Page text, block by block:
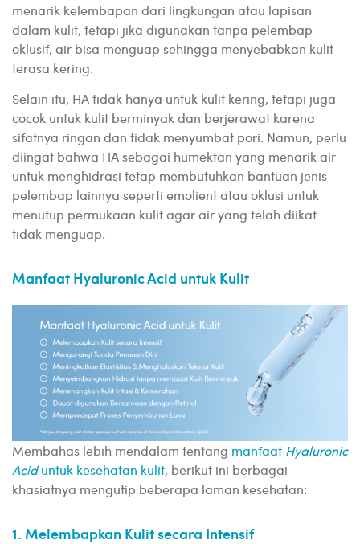
menarik kelembapan dari lingkungan atau lapisan
dalam kulit, tetapi jika digunakan tanpa pelembap
oklusif, air bisa menguap sehingga menyebabkan kulit
terasa kering.
Selain itu, HA tidak hanya untuk kulit kering, tetapi juga
cocok untuk kulit berminyak dan berjerawat karena
sifatnya ringan dan tidak menyumbat pori. Namun, perlu
diingat bahwa HA sebagai humektan yang menarik air
untuk menghidrasi tetap membutuhkan bantuan jenis
pelembap lainnya seperti emolient atau oklusi untuk
menutup permukaan kulit agar air yang telah diikat
tidak menguap.
Manfaat Hyaluronic Acid untuk Kulit
Membahas lebih mendalam tentang manfaat Hyaluronic
Aciduntuk kesehatan kulit, berikut ini berbagai
khasiatnya mengutip beberapa laman kesehatan:
1. Melembapkan Kulit secara Intensif